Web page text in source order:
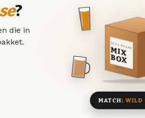
?
die in
DEZE MAAND
MIX
BOX
8 BIEREN
MATCH: WILD